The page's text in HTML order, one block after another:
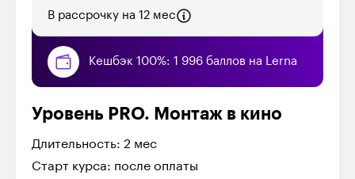
В рассрочку на 12 мес
Кешбэк 100%: 1 996 баллов на Lerna
Уровень PRO. Монтаж в кино
Длительность: 2 мес
Старт курса: после оплаты